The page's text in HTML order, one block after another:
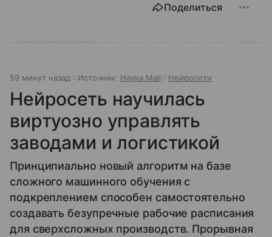
Поделиться
59 минут назад Источник: Наука Mail Нейросети
Нейросеть научилась
виртуозно управлять
заводами и логистикой
Принципиально новый алгоритм на базе
сложного машинного обучения с
подкреплением способен самостоятельно
создавать безупречные рабочие расписания
для сверхсложных производств. Прорывная